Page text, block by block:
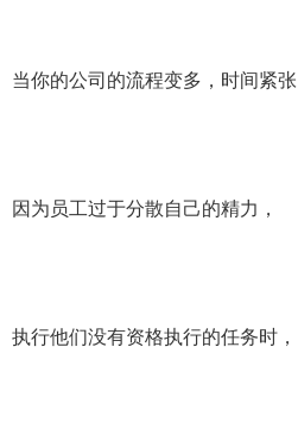
当你的公司的流程变多，时间紧
因为员工过于分散自己的精力，
执行他们没有资格执行的任务时，